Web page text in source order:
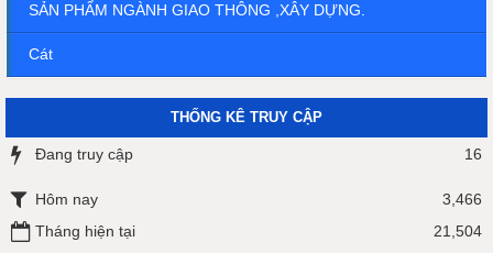
SẢN PHẨM NGÀNH GIAO THÔNG ,XÂY DỰNG.
Cát
THỐNG KÊ TRUY CẬP
Đang truy cập 16
Hôm nay
3,466
Tháng hiện tại
21,504